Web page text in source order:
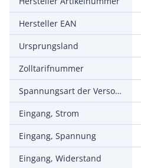
Hersteller EAN
Ursprungsland
Zolltarifnummer
Spannungsart der Versorgungsspannung
Eingang, Strom
Eingang, Spannung
Eingang, Widerstand